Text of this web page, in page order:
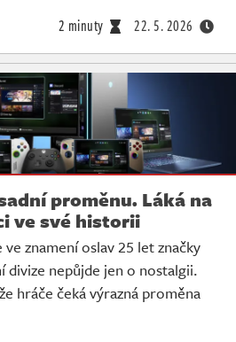
2 minuty 22. 5. 2026
proměnu. Láká na
ve své historii
znamení oslav 25 let značky
divize nepůjde jen o nostalgii.
hráče čeká výrazná proměna